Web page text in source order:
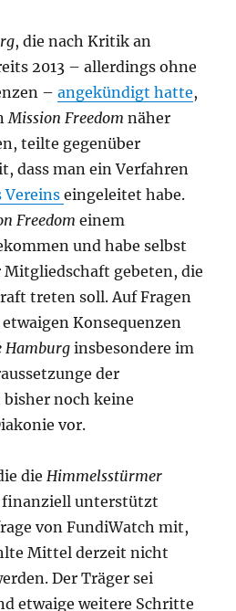
, die nach Kritik an
2013 – allerdings ohne
–angekündigt hatte,
Mission Freedom näher
teilte gegenüber
dass man ein Verfahren
Vereinseingeleitet habe.
Freedom einem
und habe selbst
Mitgliedschaft gebeten, die
treten soll. Auf Fragen
Konsequenzen
Hamburginsbesondere im
der
noch keine
vor.
die Himmelsstürmer
finanziell unterstützt
von FundiWatch mit,
Mittel derzeit nicht
Der Träger sei
etwaige weitere Schritte